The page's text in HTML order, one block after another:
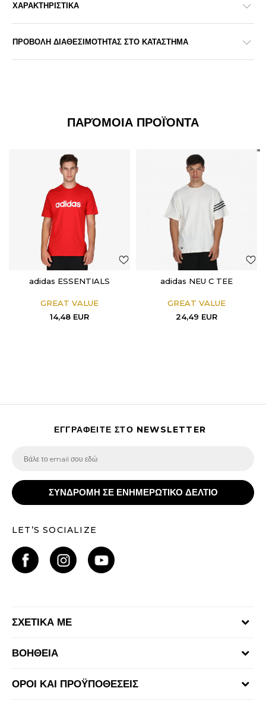
ΧΑΡΑΚΤΗΡΙΣΤΙΚΑ
ΠΡΟΒΟΛΗ ΔΙΑΘΕΣΙΜΟΤΗΤΑΣ ΣΤΟ ΚΑΤΑΣΤΗΜΑ
ΠΑΡΌΜΟΙΑ ΠΡΟΪΌΝΤΑ
adidas ESSENTIALS
GREAT VALUE
14,48 EUR
adidas NEU C TEE
GREAT VALUE
24,49 EUR
ΕΓΓΡΑΦΕΙΤΕ ΣΤΟ NEWSLETTER
ΣΥΝΔΡΟΜΗ ΣΕ ΕΝΗΜΕΡΩΤΙΚΟ ΔΕΛΤΙΟ
LET’S SOCIALIZE
ΣΧΕΤΙΚΑ ΜΕ
Καταστήματα
ΒΟΗΘΕΙΑ
ΟΡΟΙ ΚΑΙ ΠΡΟΫΠΟΘΕΣΕΙΣ